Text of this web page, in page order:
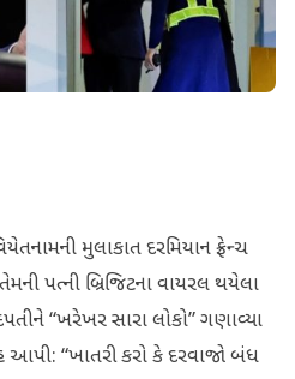
મુલાકાત દરમિયાન ફ્રેન્ચ
પત્ની બ્રિજિટના વાયરલ થયેલા
“ખરેખર સારા લોકો” ગણાવ્યા
આપી: “ખાતરી કરો કે દરવાજો બંધ